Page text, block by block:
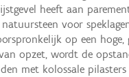
heeft aan
voor
op een
opzet, wordt de
met kolossale